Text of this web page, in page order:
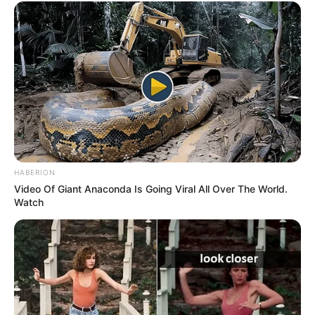
concursados.
FAÇA O SEU COMENTÁRIO AQUI!
FALE CONOSCO
Nome
E-mail*
Mensagem*
HABERION
Video Of Giant Anaconda Is Going Viral All Over The World.
Watch